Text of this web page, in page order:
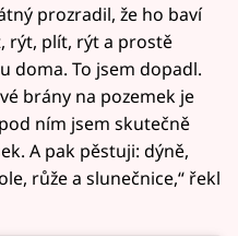
prozradil, že ho baví
rýt, plít, rýt a prostě
doma. To jsem dopadl.
brány na pozemek je
ním jsem skutečně
A pak pěstuji: dýně,
růže a slunečnice,“ řekl